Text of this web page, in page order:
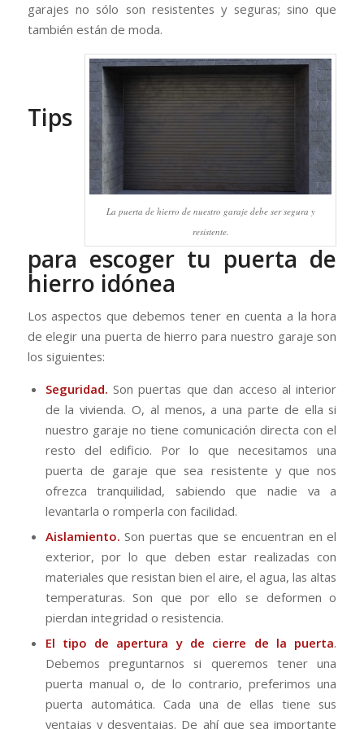
garajes no sólo son resistentes y seguras; sino que
también están de moda.
La puerta de hierro de nuestro garaje debe ser segura y
resistente.
Tips
para escoger tu puerta de
hierro idónea
Los aspectos que debemos tener en cuenta a la hora
de elegir una puerta de hierro para nuestro garaje son
los siguientes:
Seguridad. Son puertas que dan acceso al interior
de la vivienda. O, al menos, a una parte de ella si
nuestro garaje no tiene comunicación directa con el
resto del edificio. Por lo que necesitamos una
puerta de garaje que sea resistente y que nos
ofrezca tranquilidad, sabiendo que nadie va a
levantarla o romperla con facilidad.
Aislamiento.Son puertas que se encuentran en el
exterior, por lo que deben estar realizadas con
materiales que resistan bien el aire, el agua, las altas
temperaturas. Son que por ello se deformen o
pierdan integridad o resistencia.
El tipo de apertura y de cierre de la puerta.
Debemos preguntarnos si queremos tener una
puerta manual o, de lo contrario, preferimos una
puerta automática. Cada una de ellas tiene sus
ventajas y desventajas. De ahí que sea importante